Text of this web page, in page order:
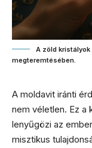
A zöld
megteremtésében.
A moldavit iránti
nem véletlen. Ez a
lenyűgözi az
misztikus